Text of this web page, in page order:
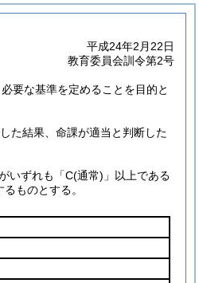
平成24年2月22日
教育委員会訓令第2号
要な基準を定めることを目的と
た結果、命課が適当と判断した
いずれも「C(通常) 」以上である
ものとする。